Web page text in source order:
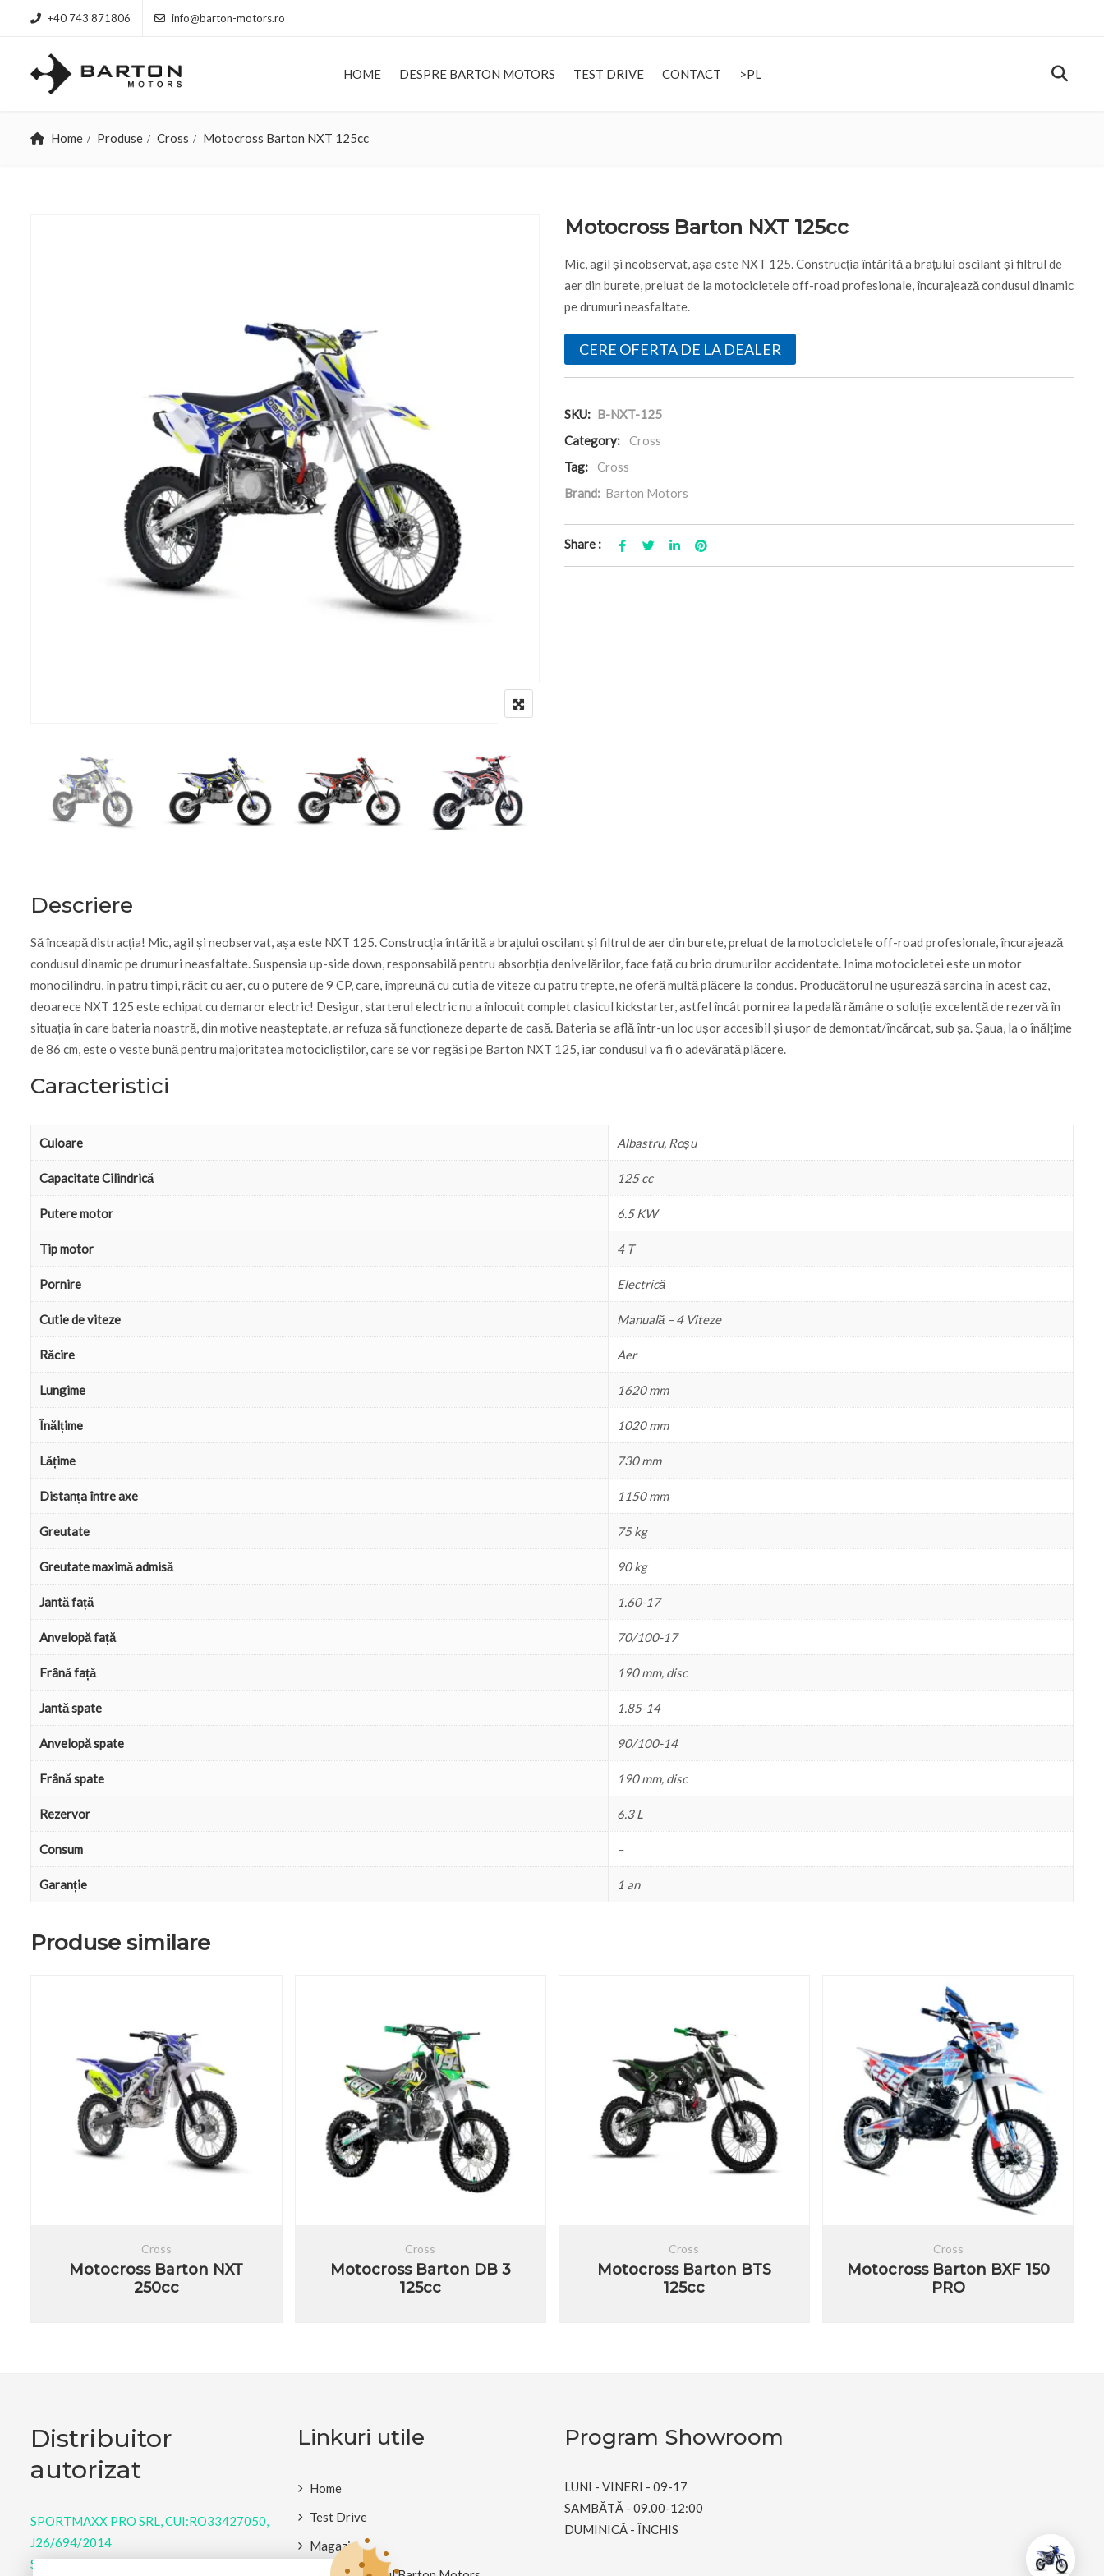
+40 743 871806 info@barton-motors.ro
HOME DESPRE BARTON MOTORS TEST DRIVE CONTACT >PL
HOME DESPRE BARTON MOTORS >PL
Home Produse Cross Motocross Barton NXT 125cc
Motocross Barton NXT 125cc
Mic, agil și neobservat, așa este NXT 125. Construcția întărită a brațului oscilant și filtrul de
aer din burete, preluat de la motocicletele off-road profesionale, încurajează condusul dinamic
pe drumuri neasfaltate.
CERE OFERTA DE LA DEALER
SKU: B-NXT-125
Category:
Cross
Tag:
Cross
Brand: Barton Motors
Share :
Descriere
Să înceapă distracția! Mic, agil și neobservat, așa este NXT 125. Construcția întărită a brațului oscilant și filtrul de aer din burete, preluat de la motocicletele off-road profesionale, încurajează
condusul dinamic pe drumuri neasfaltate. Suspensia up-side down, responsabilă pentru absorbția denivelărilor, face față cu brio drumurilor accidentate. Inima motocicletei este un motor
monocilindru, în patru timpi, răcit cu aer, cu o putere de 9 CP, care, împreună cu cutia de viteze cu patru trepte, ne oferă multă plăcere la condus. Producătorul ne ușurează sarcina în acest caz,
deoarece NXT 125 este echipat cu demaror electric! Desigur, starterul electric nu a înlocuit complet clasicul kickstarter, astfel încât pornirea la pedală rămâne o soluție excelentă de rezervă în
situația în care bateria noastră, din motive neașteptate, ar refuza să funcționeze departe de casă. Bateria se află într-un loc ușor accesibil și ușor de demontat/încărcat, sub șa. Șaua, la o înălțime
de 86 cm, este o veste bună pentru majoritatea motocicliștilor, care se vor regăsi pe Barton NXT 125, iar condusul va fi o adevărată plăcere.
Caracteristici
Culoare Albastru, Roșu
Capacitate Cilindrică 125 cc
Putere motor 6.5 KW
Tip motor 4 T
Pornire Electrică
Cutie de viteze Manuală – 4 Viteze
Răcire Aer
Lungime 1620 mm
Înălțime 1020 mm
Lățime 730 mm
Distanța între axe 1150 mm
Greutate 75 kg
Greutate maximă admisă 90 kg
Jantă față 1.60-17
Anvelopă față 70/100-17
Frână față 190 mm, disc
Jantă spate 1.85-14
Anvelopă spate 90/100-14
Frână spate 190 mm, disc
Rezervor 6.3 L
Consum –
Garanție 1 an
Produse similare
Cross
Motocross Barton NXT
250cc
Cross
Motocross Barton DB 3
125cc
Cross
Motocross Barton BTS
125cc
Cross
Motocross Barton BXF 150
PRO
Distribuitor
autorizat
SPORTMAXX PRO SRL, CUI:RO33427050,
J26/694/2014
Strada Gheorghe Doja 76, Târgu Mureș,
Linkuri utile
Home
Test Drive
Magazin
Program Showroom
LUNI - VINERI - 09-17
SAMBĂTĂ - 09.00-12:00
DUMINICĂ - ÎNCHIS